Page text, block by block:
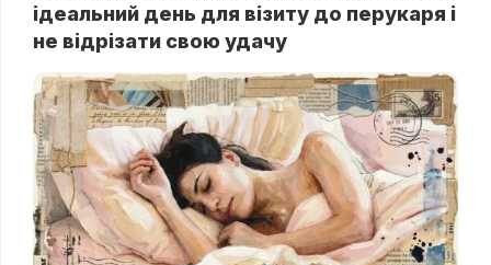
ідеальний день для візиту до перукаря і
не відрізати свою удачу